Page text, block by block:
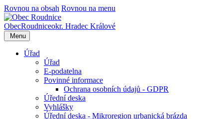
Rovnou na obsah Rovnou na menu
ObecRoudniceokr. Hradec Králové
Menu
Úřad
Úřad
E-podatelna
Povinné informace
Ochrana osobních údajů - GDPR
Úřední deska
Vyhlášky
Úřední deska - Mikroregion urbanická brázda